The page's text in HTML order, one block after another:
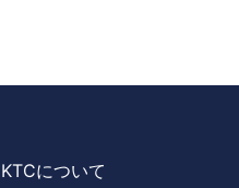
KTCについて